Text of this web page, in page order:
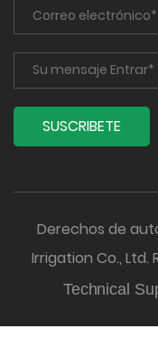
Derechos de
Irrigation Co.,